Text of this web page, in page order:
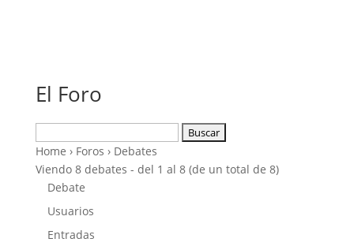
El Foro
Home › Foros › Debates
Viendo 8 debates - del 1 al 8 (de un total de 8)
Debate
Usuarios
Entradas